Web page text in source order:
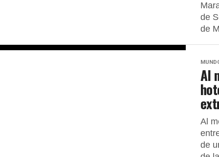
de
de
Al
Al
de